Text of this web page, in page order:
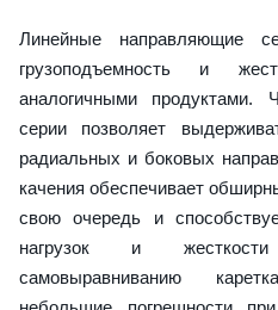
Линейные направляющие
грузоподъемность и
аналогичными продуктами.
серии позволяет
радиальных и боковых
качения обеспечивает
свою очередь и
нагрузок и
самовыравниванию